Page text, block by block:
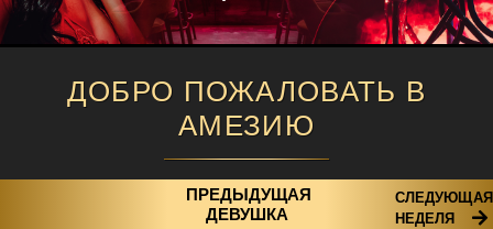
ДОБРО ПОЖАЛОВАТЬ В
АМЕЗИЮ
ПРЕДЫДУЩАЯ
ДЕВУШКА
СЛЕДУЮЩАЯ
НЕДЕЛЯ